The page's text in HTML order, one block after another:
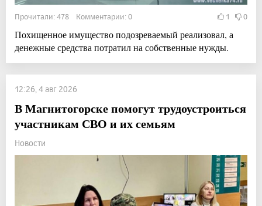
Прочитали: 478 Комментарии: 0 1 0
Похищенное имущество подозреваемый реализовал, а
денежные средства потратил на собственные нужды.
12:26, 4 авг 2026
В Магнитогорске помогут трудоустроиться
участникам СВО и их семьям
Новости